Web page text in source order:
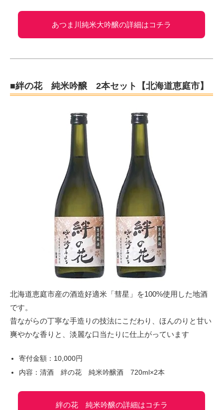
あつま川純米大吟醸の詳細はコチラ
■絆の花 純米吟醸 2本セット【北海道恵庭市】
北海道恵庭市産の酒造好適米「彗星」を100%使用した地酒
です。
昔ながらの丁寧な手造りの技法にこだわり、ほんのりと甘い
爽やかな香りと、淡麗な口当たりに仕上がっています
寄付金額：10,000円
内容：清酒 絆の花 純米吟醸酒 720ml×2本
絆の花 純米吟醸の詳細はコチラ